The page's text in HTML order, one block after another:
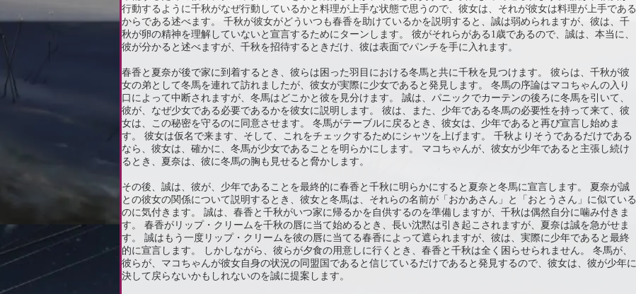
行動するように千秋がなぜ行動しているかと料理が上手な状態で思うので、彼女は、それが彼女は料理が上手である
からである述べます。 千秋が彼女がどういつも春香を助けているかを説明すると、誠は弱められますが、彼は、千
秋が卵の精神を理解していないと宣言するためにターンします。 彼がそれらがある1歳であるので、誠は、本当に、
彼が分かると述べますが、千秋を招待するときだけ、彼は表面でパンチを手に入れます。
春香と夏奈が後で家に到着するとき、彼らは困った羽目における冬馬と共に千秋を見つけます。 彼らは、千秋が彼
女の弟として冬馬を連れて訪れましたが、彼女が実際に少女であると発見します。 冬馬の序論はマコちゃんの入り
口によって中断されますが、冬馬はどこかと彼を見分けます。 誠は、パニックでカーテンの後ろに冬馬を引いて、
彼が、なぜ少女である必要であるかを彼女に説明します。 彼は、また、少年である冬馬の必要性を持って来て、彼
女は、この秘密を守るのに同意させます。 冬馬がテーブルに戻るとき、彼女は、少年であると再び宣言し始めま
す。 彼女は仮名で来ます、そして、これをチェックするためにシャツを上げます。 千秋よりそうであるだけである
なら、彼女は、確かに、冬馬が少女であることを明らかにします。 マコちゃんが、彼女が少年であると主張し続け
るとき、夏奈は、彼に冬馬の胸も見せると脅かします。
その後、誠は、彼が、少年であることを最終的に春香と千秋に明らかにすると夏奈と冬馬に宣言します。 夏奈が誠
との彼女の関係について説明するとき、彼女と冬馬は、それらの名前が「おかあさん」と「おとうさん」に似ている
のに気付きます。 誠は、春香と千秋がいつ家に帰るかを自供するのを準備しますが、千秋は偶然自分に噛み付きま
す。 春香がリップ・クリームを千秋の唇に当て始めるとき、長い沈黙は引き起こされますが、夏奈は誠を急がせま
す。 誠はもう一度リップ・クリームを彼の唇に当てる春香によって遮られますが、彼は、実際に少年であると最終
的に宣言します。 しかしながら、彼らが夕食の用意しに行くとき、春香と千秋は全く困らせられません。 冬馬が、
彼らが、マコちゃんが彼女自身の状況の同盟国であると信じているだけであると発見するので、彼女は、彼が少年に
決して戻らないかもしれないのを誠に提案します。